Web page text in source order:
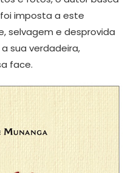
imposta a este
selvagem e desprovida
sua verdadeira,
face.